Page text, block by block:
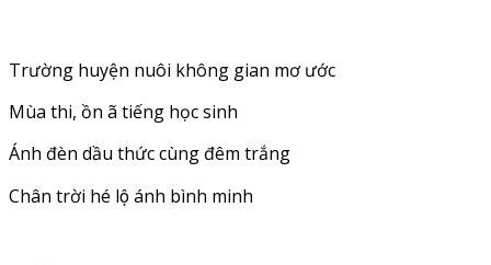
Trường huyện nuôi không gian mơ ước
Mùa thi, ồn ã tiếng học sinh
Ánh đèn dầu thức cùng đêm trắng
Chân trời hé lộ ánh bình minh